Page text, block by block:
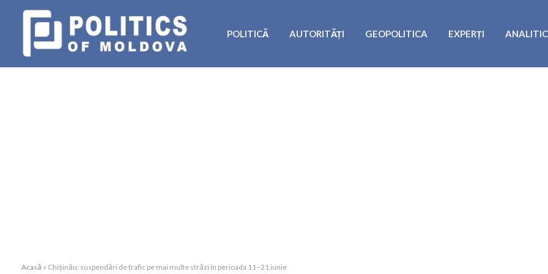
POLITICĂ AUTORITĂȚI GEOPOLITICA EXPERȚI
Acasă » Chișinău: suspendări de trafic pe mai multe străzi în perioada 11–21 iunie